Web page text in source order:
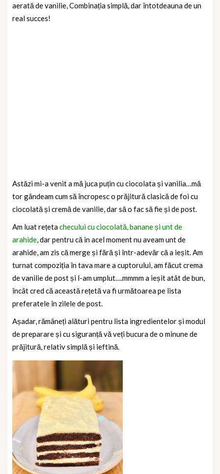
aerată de vanilie, Combinația simplă, dar întotdeauna de un
real succes!
Astăzi mi-a venit a mă juca puțin cu ciocolata și vanilia…mă
tor gândeam cum să încropesc o prăjitură clasică de foi cu
ciocolată și cremă de vanilie, dar să o fac să fie și de post.
Am luat rețetachecului cu ciocolată, banane și unt de
arahide, dar pentru că in acel moment nu aveam unt de
arahide, am zis că merge și fără și într-adevăr că a ieșit. Am
turnat compoziția în tava mare a cuptorului, am făcut crema
de vanilie de post și l-am umplut….mmmm a ieșit atât de bun,
încât cred că această rețetă va fi următoarea pe lista
preferatele în zilele de post.
Așadar, rămâneți alături pentru lista ingredientelor și modul
de preparare și cu siguranță vă veți bucura de o minune de
prăjitură, relativ simplă și ieftină.